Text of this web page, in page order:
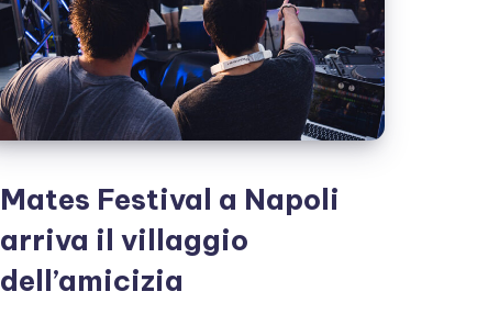
Mates Festival a Napoli
arriva il villaggio
dell’amicizia